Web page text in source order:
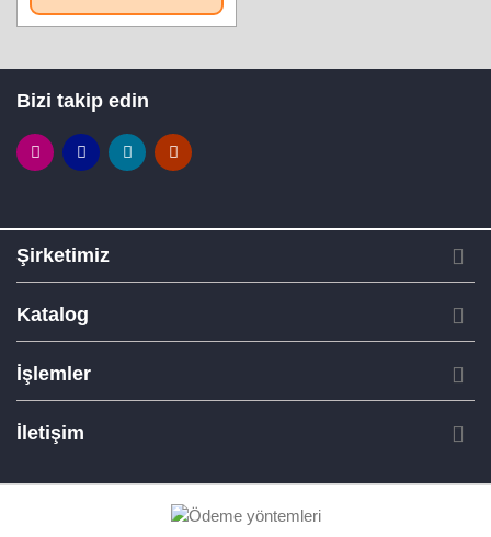
Bizi takip edin
Şirketimiz
Katalog
İşlemler
İletişim